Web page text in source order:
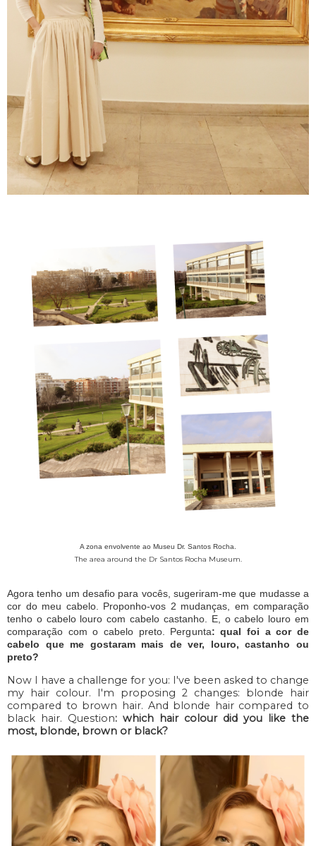
A zona envolvente ao Museu Dr. Santos Rocha.
The area around the Dr Santos Rocha Museum.
Agora tenho um desafio para vocês, sugeriram-me que mudasse a
cor do meu cabelo. Proponho-vos 2 mudanças, em comparação
tenho o cabelo louro com cabelo castanho. E, o cabelo louro em
comparação com o cabelo preto. Pergunta: qual foi a cor de
cabelo que me gostaram mais de ver, louro, castanho ou
preto?
Now I have a challenge for you: I've been asked to change
my hair colour. I'm proposing 2 changes: blonde hair
compared to brown hair. And blonde hair compared to
black hair. Question: which hair colour did you like the
most, blonde, brown or black?